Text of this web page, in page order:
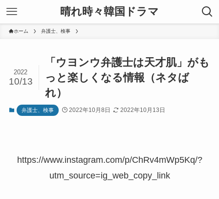
晴れ時々韓国ドラマ
ホーム 弁護士、検事
「ウヨンウ弁護士は天才肌」がも
っと楽しくなる情報（ネタば
れ）
2022
10/13
弁護士、検事 2022年10月8日 2022年10月13日
https://www.instagram.com/p/ChRv4mWp5Kq/?
utm_source=ig_web_copy_link